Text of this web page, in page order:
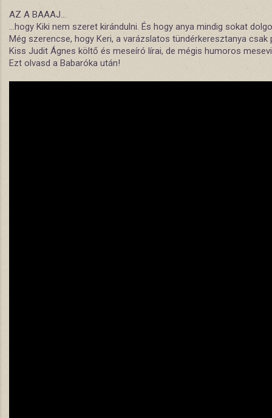
AZ A BAAAJ...
…hogy Kiki nem szeret kirándulni. És hogy anya mindig sokat
Még szerencse, hogy Keri, a varázslatos tündérkeresztanya
Kiss Judit Ágnes költő és meseíró lírai, de mégis humoros
Ezt olvasd a Babaróka után!